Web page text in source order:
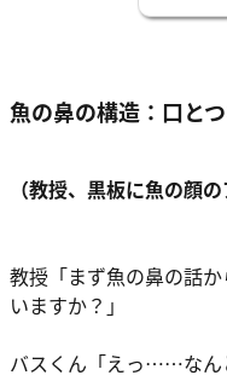
魚の鼻の構造：口と
（教授、黒板に魚の顔
教授「まず魚の鼻の話
いますか？」
バスくん「えっ……なん